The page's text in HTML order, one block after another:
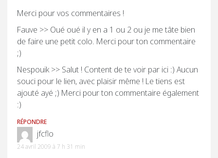
Merci pour vos commentaires !
Fauve >> Oué oué il y en a 1 ou 2 ou je me tâte bien
de faire une petit colo. Merci pour ton commentaire
;)
Nespouik >> Salut ! Content de te voir par ici :) Aucun
souci pour le lien, avec plaisir même ! Le tiens est
ajouté ayé ;) Merci pour ton commentaire également
:)
RÉPONDRE
jfcflo
24 avril 2009 à 7 h 31 min